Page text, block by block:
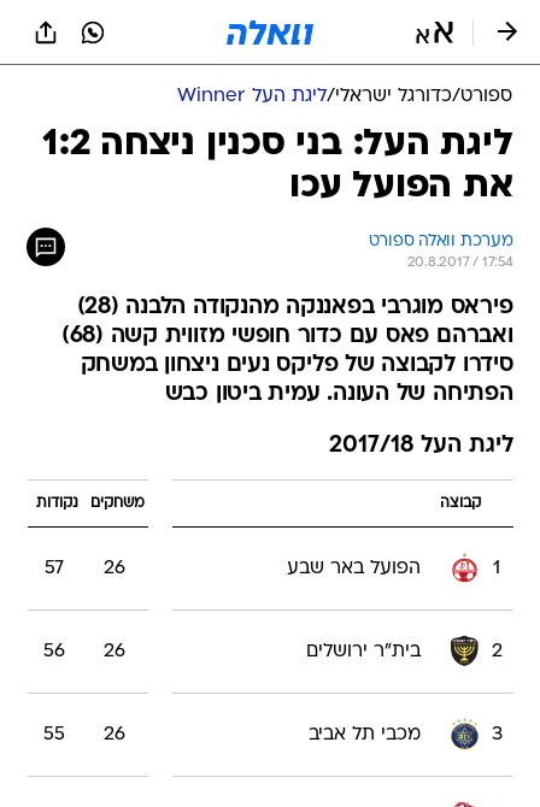
ספורט/כדורגל ישראלי/ליגת העל Winner
ליגת העל: בני סכנין ניצחה 1:2
את הפועל עכו
מערכת וואלה ספורט
20.8.2017 / 17:54
פיראס מוגרבי בפאננקה מהנקודה הלבנה (28)
ואברהם פאס עם כדור חופשי מזווית קשה (68)
סידרו לקבוצה של פליקס נעים ניצחון במשחק
הפתיחה של העונה. עמית ביטון כבש
ליגת העל 2017/18
קבוצה משחקים נקודות
1 הפועל באר שבע 26
57
2 בית"ר ירושלים 26
56
3 מכבי תל אביב 26
55